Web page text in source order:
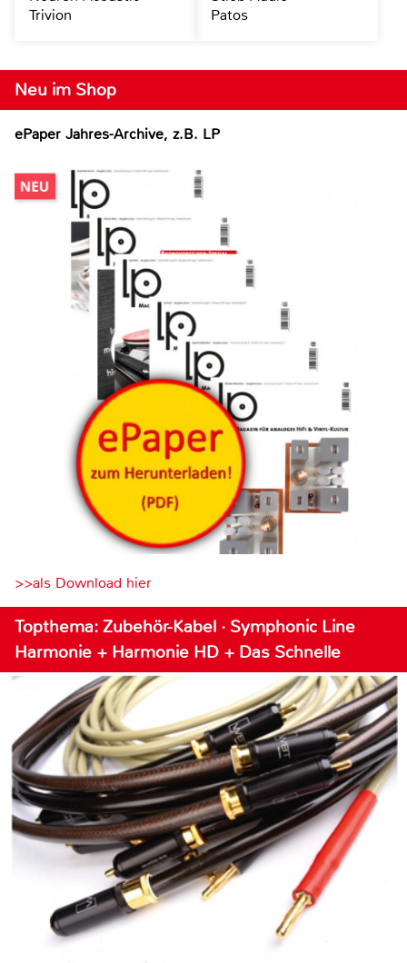
Neu im Shop
ePaper Jahres-Archive, z.B. LP
>>als Download hier
Topthema: Zubehör-Kabel · Symphonic Line
Harmonie + Harmonie HD + Das Schnelle
Trivion
Patos